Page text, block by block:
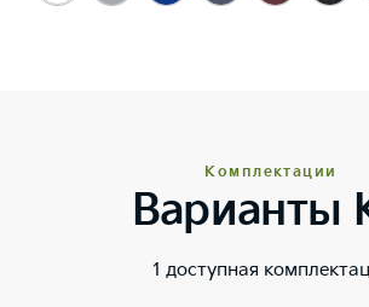
Комплектации
Варианты
1 доступная